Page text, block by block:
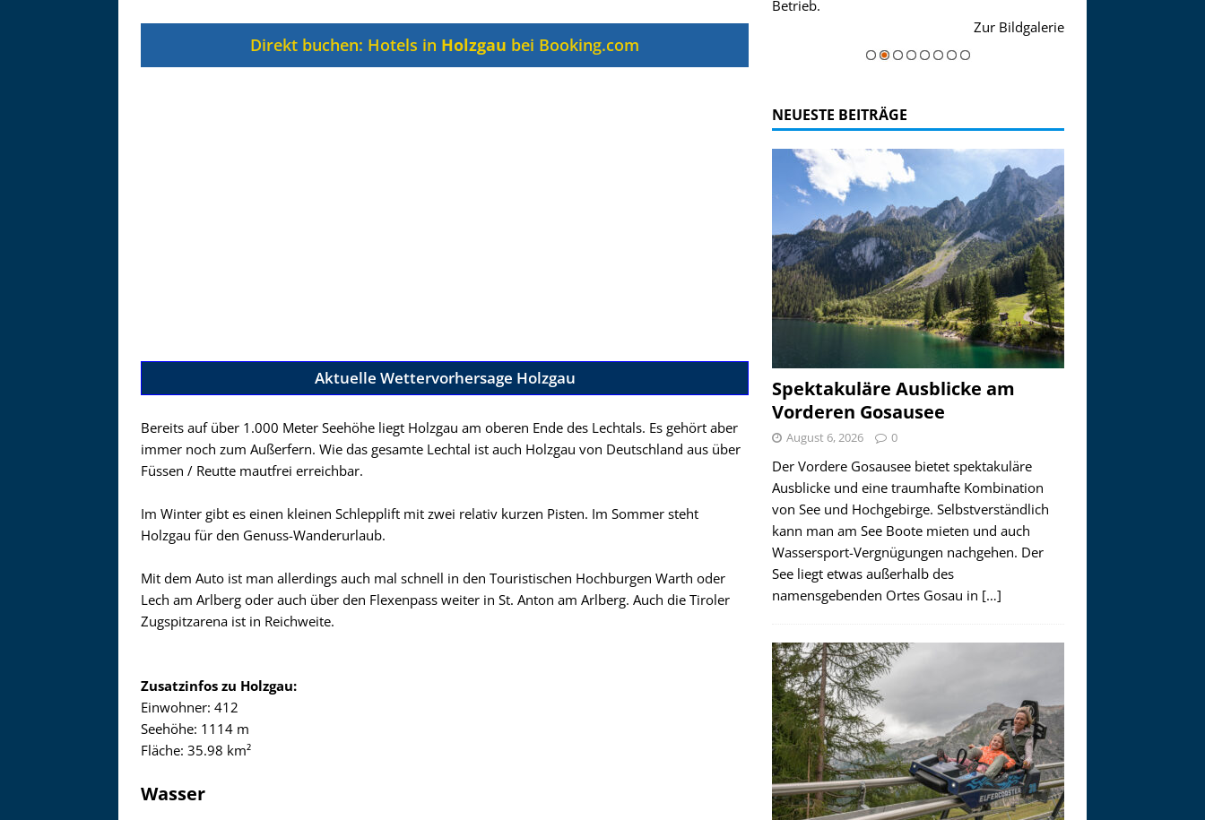
Direkt buchen: Hotels in Holzgau bei Booking.com
Aktuelle Wettervorhersage Holzgau
Bereits auf über 1.000 Meter Seehöhe liegt Holzgau am oberen Ende des Lechtals. Es gehört aber
immer noch zum Außerfern. Wie das gesamte Lechtal ist auch Holzgau von Deutschland aus über
Füssen / Reutte mautfrei erreichbar.
Im Winter gibt es einen kleinen Schlepplift mit zwei relativ kurzen Pisten. Im Sommer steht
Holzgau für den Genuss-Wanderurlaub.
Mit dem Auto ist man allerdings auch mal schnell in den Touristischen Hochburgen Warth oder
Lech am Arlberg oder auch über den Flexenpass weiter in St. Anton am Arlberg. Auch die Tiroler
Zugspitzarena ist in Reichweite.
Zusatzinfos zu Holzgau:
Einwohner: 412
Seehöhe: 1114 m
Fläche: 35.98 km²
Wasser
Zur Bildgalerie
Betrieb.
Zur Bildgaleriemajestätisch...
Zur Bildgalerie
NEUESTE BEITRÄGE
Spektakuläre Ausblicke am
Vorderen Gosausee
August 6, 2026 0
Der Vordere Gosausee bietet spektakuläre
Ausblicke und eine traumhafte Kombination
von See und Hochgebirge. Selbstverständlich
kann man am See Boote mieten und auch
Wassersport-Vergnügungen nachgehen. Der
See liegt etwas außerhalb des
namensgebenden Ortes Gosau in […]